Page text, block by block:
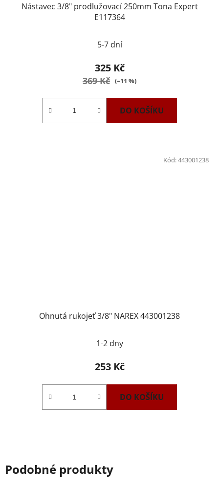
Nástavec 3/8" prodlužovací 250mm Tona Expert
E117364
5-7 dní
325 Kč
369 Kč (–11 %)
DO KOŠÍKU
Ohnutá rukojeť 3/8" NAREX 443001238
1-2 dny
253 Kč
DO KOŠÍKU
Kód:443001238
Podobné produkty